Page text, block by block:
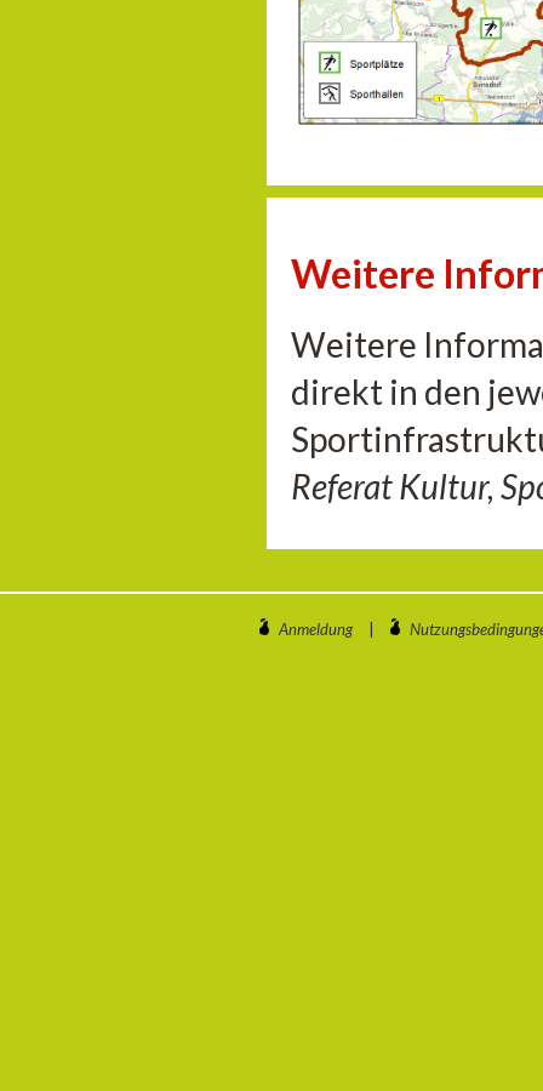
Weitere
Weitere
direkt in den
Referat Kultur,
Anmeldung